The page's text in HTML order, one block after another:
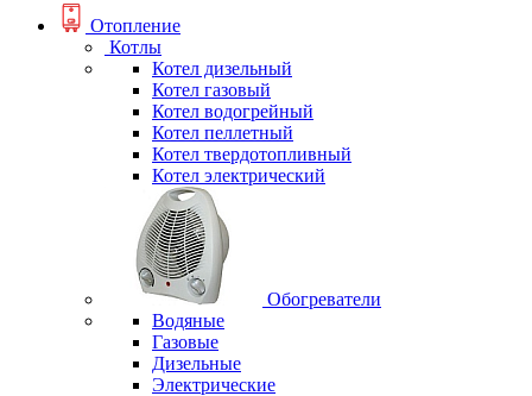
Отопление
Котлы
Котел дизельный
Котел газовый
Котел водогрейный
Котел пеллетный
Котел твердотопливный
Котел электрический
Обогреватели
Водяные
Газовые
Дизельные
Электрические